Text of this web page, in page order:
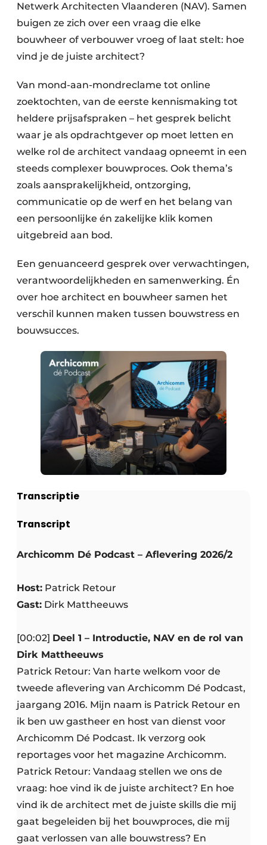
Netwerk Architecten Vlaanderen (NAV). Samen
buigen ze zich over een vraag die elke
bouwheer of verbouwer vroeg of laat stelt: hoe
vind je de juiste architect?
Van mond-aan-mondreclame tot online
zoektochten, van de eerste kennismaking tot
heldere prijsafspraken – het gesprek belicht
waar je als opdrachtgever op moet letten en
welke rol de architect vandaag opneemt in een
steeds complexer bouwproces. Ook thema’s
zoals aansprakelijkheid, ontzorging,
communicatie op de werf en het belang van
een persoonlijke én zakelijke klik komen
uitgebreid aan bod.
Een genuanceerd gesprek over verwachtingen,
verantwoordelijkheden en samenwerking. Én
over hoe architect en bouwheer samen het
verschil kunnen maken tussen bouwstress en
bouwsucces.
Transcriptie
Transcript
Archicomm Dé Podcast – Aflevering 2026/2
Host: Patrick Retour
Gast: Dirk Mattheeuws
[00:02] Deel 1 – Introductie, NAV en de rol van
Dirk Mattheeuws
Patrick Retour: Van harte welkom voor de
tweede aflevering van Archicomm Dé Podcast,
jaargang 2016. Mijn naam is Patrick Retour en
ik ben uw gastheer en host van dienst voor
Archicomm Dé Podcast. Ik verzorg ook
reportages voor het magazine Archicomm.
Patrick Retour: Vandaag stellen we ons de
vraag: hoe vind ik de juiste architect? En hoe
vind ik de architect met de juiste skills die mij
gaat begeleiden bij het bouwproces, die mij
gaat verlossen van alle bouwstress? En